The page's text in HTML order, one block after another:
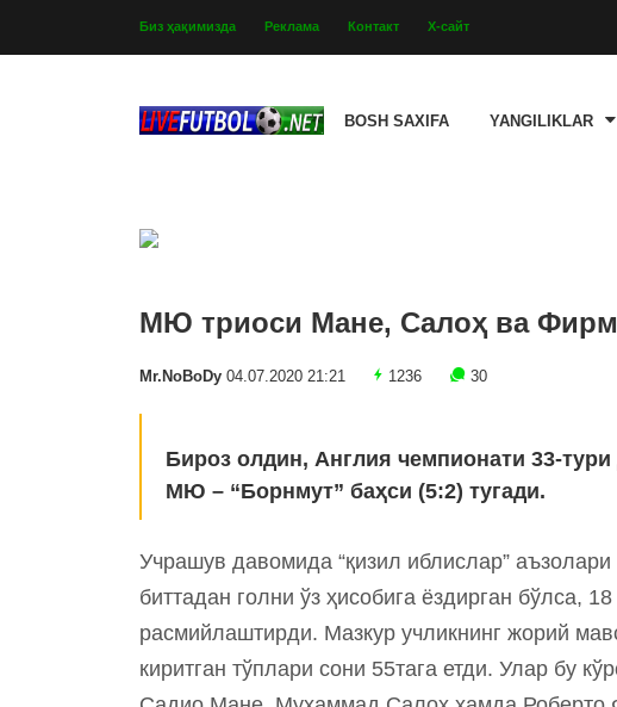
Биз ҳақимизда Реклама Контакт Х-сайт
BOSH SAXIFA YANGILIKLAR
МЮ триоси Мане, Салоҳ ва
Mr.NoBoDy 04.07.2020 21:21 1236 30
Бироз олдин, Англия чемпионати 33-тури
МЮ – “Борнмут” баҳси (5:2) тугади.
Учрашув давомида “қизил иблислар”
биттадан голни ўз ҳисобига ёздирган бўлса,
расмийлаштирди. Мазкур учликнинг жорий
киритган тўплари сони 55тага етди. Улар бу